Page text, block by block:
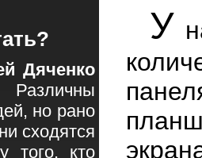
У
Дяченко
но рано
сходятся
того, кто